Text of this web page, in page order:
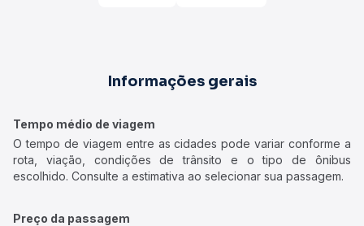
Informações gerais
Tempo médio de viagem
O tempo de viagem entre as cidades pode variar conforme a
rota, viação, condições de trânsito e o tipo de ônibus
escolhido. Consulte a estimativa ao selecionar sua passagem.
Preço da passagem